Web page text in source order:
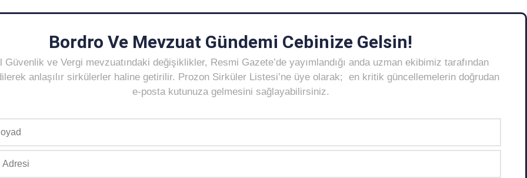
Bordro Ve Mevzuat Gündemi Cebinize Gelsin!
Güvenlik ve Vergi mevzuatındaki değişiklikler, Resmi Gazete’de yayımlandığı anda uzman ekibimiz tarafından
anlaşılır sirkülerler haline getirilir. Prozon Sirküler Listesi’ne üye olarak; en kritik güncellemelerin doğrudan
e-posta kutunuza gelmesini sağlayabilirsiniz.